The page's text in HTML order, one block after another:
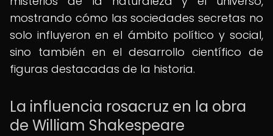
mostrando cómo las sociedades secretas no
solo influyeron en el ámbito político y social,
sino también en el desarrollo científico de
figuras destacadas de la historia.
La influencia rosacruz en la obra
de William Shakespeare